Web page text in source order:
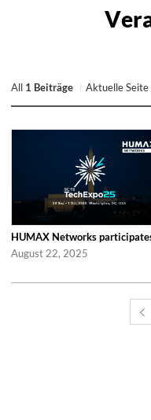
All 1 Beiträge Aktuelle Seite
August 22, 2025